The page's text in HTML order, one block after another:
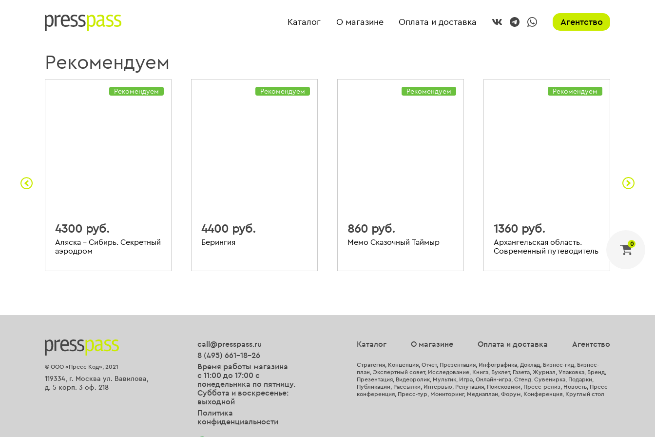
Каталог О магазине Оплата и доставка Агентство
Рекомендуем
Рекомендуем
4300 руб.
Аляска – Сибирь. Секретный
аэродром
Рекомендуем
4400 руб.
Берингия
Рекомендуем
860 руб.
Мемо Сказочный Таймыр
Рекомендуем
1360 руб.
Архангельская область.
Современный путеводитель
© ООО «Пресс Код», 2021
119334, г. Москва ул. Вавилова,
д. 5 корп. 3 оф. 218
call@presspass.ru
8 (495) 661-18-26
Время работы магазина
с 11:00 до 17:00 с
понедельника по пятницу.
Суббота и воскресенье:
выходной
Политика
конфиденциальности
Каталог О магазине Оплата и доставка Агентство
Стратегия, Концепция, Отчет, Презентация, Инфографика, Доклад, Бизнес-гид, Бизнес-
план, Экспертный совет, Исследование, Книга, Буклет, Газета, Журнал, Упаковка, Бренд,
Презентация, Видеоролик, Мультик, Игра, Онлайн-игра, Стенд. Сувенирка, Подарки,
Публикации, Рассылки, Интервью, Репутация, Поисковики, Пресс-релиз, Новость, Пресс-
конференция, Пресс-тур, Мониторинг, Медиаплан, Форум, Конференция, Круглый стол
0